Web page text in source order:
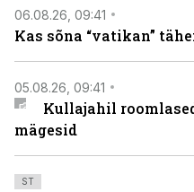
06.08.26, 09:41
Kas sõna “vatikan”
05.08.26, 09:41
Kullajahil
mägesid
ST